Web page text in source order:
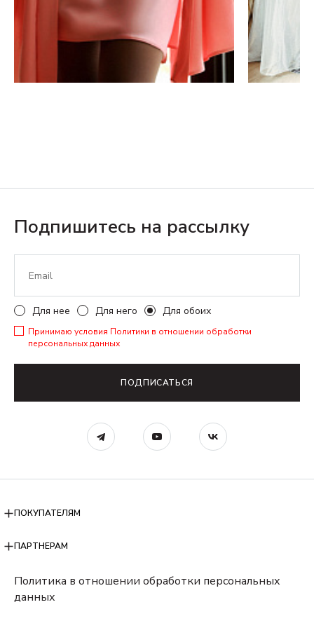
Подпишитесь на рассылку
Для нее Для него Для обоих
Принимаю условия Политики в отношении обработки
персональных данных
ПОДПИСАТЬСЯ
ПОКУПАТЕЛЯМ
ПАРТНЕРАМ
Политика в отношении обработки персональных
данных